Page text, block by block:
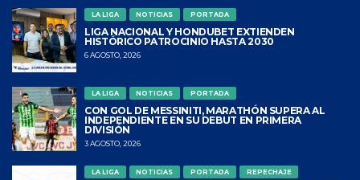
LA LIGA NOTICIAS PORTADA
LIGA NACIONAL Y HONDUBET EXTIENDEN
HISTÓRICO PATROCINIO HASTA 2030
6 AGOSTO, 2026
LA LIGA NOTICIAS PORTADA
CON GOL DE MESSINITI, MARATHÓN SUPERA AL
INDEPENDIENTE EN SU DEBUT EN PRIMERA
DIVISIÓN
3 AGOSTO, 2026
LA LIGA NOTICIAS PORTADA REPECHAJE